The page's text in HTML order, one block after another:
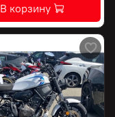
В корзину